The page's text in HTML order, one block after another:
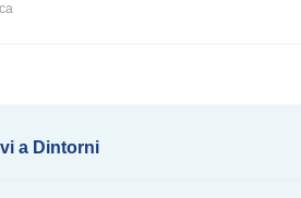
a Dintorni